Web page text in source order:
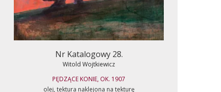
Nr Katalogowy 28.
Witold Wojtkiewicz
PĘDZĄCE KONIE, OK. 1907
olej, tektura naklejona na tekturę